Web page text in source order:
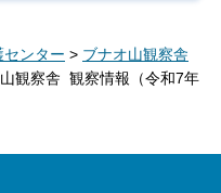
センター > ブナオ山観察舎
観察舎 観察情報（令和7年